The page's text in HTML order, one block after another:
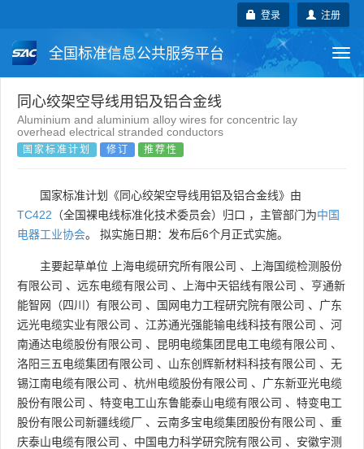
注册
登录
全国标准信息公共服务平台
国家标准 行业标准
团体标准 企业标准
同心绞架空导线用铝及铝合金线
Aluminium and aluminium alloy wires for concentric lay
overhead electrical stranded conductors
国家标准计划 修订 推荐性
国家标准计划《同心绞架空导线用铝及铝合金线》由
TC422 （全国裸电线标准化技术委员会）归口 ，主管部门为中国
电器工业协会。 拟实施日期：发布后6个月正式实施。
主要起草单位 上海电缆研究所有限公司 、
上海国缆检测股份
有限公司 、 远东电缆有限公司 、 上海中天铝线有限公司 、 亨通新
能智网（四川）有限公司 、 国网电力工程研究院有限公司 、 广东
远光电缆实业有限公司 、 江苏通光强能输电线科技有限公司 、 河
南通达电缆股份有限公司 、 昆明电缆集团昆电工电缆有限公司 、
洛阳三五电缆集团有限公司 、 山东创辉新材料科技有限公司 、 无
锡江南电缆有限公司 、 杭州电缆股份有限公司 、 广东新亚光电缆
股份有限公司 、 特变电工山东鲁能泰山电缆有限公司 、 特变电工
股份有限公司新疆线缆厂 、 云南多宝电缆集团股份有限公司 、 重
庆泰山电缆有限公司 、 中国电力科学研究院有限公司 、 安徽宇测